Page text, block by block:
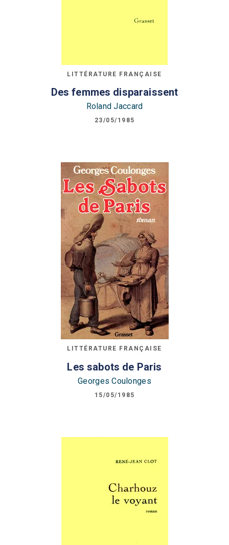
LITTÉRATURE FRANÇAISE
Des femmes disparaissent
Roland Jaccard
23/05/1985
LITTÉRATURE FRANÇAISE
Les sabots de Paris
Georges Coulonges
15/05/1985